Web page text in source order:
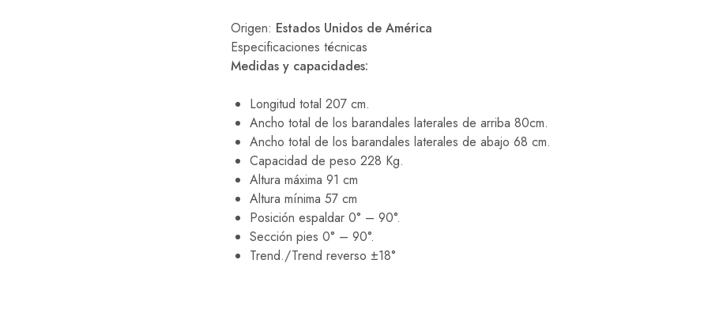
Origen: Estados Unidos de América
Especificaciones técnicas
Medidas y capacidades:
Longitud total 207 cm.
Ancho total de los barandales laterales de arriba 80cm.
Ancho total de los barandales laterales de abajo 68 cm.
Capacidad de peso 228 Kg.
Altura máxima 91 cm
Altura mínima 57 cm
Posición espaldar 0° – 90°.
Sección pies 0° – 90°.
Trend./Trend reverso ±18°